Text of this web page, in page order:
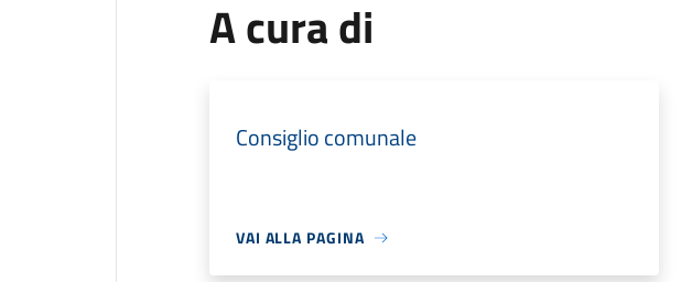
A cura di
Consiglio comunale
VAI ALLA PAGINA